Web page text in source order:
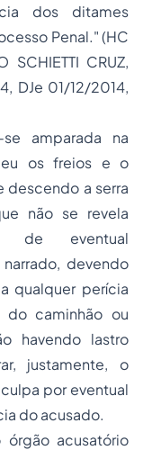
dos ditames
Penal." (HC
SCHIETTI CRUZ,
DJe 01/12/2014,
amparada na
os freios e o
descendo a serra
não se revela
de eventual
devendo
qualquer perícia
caminhão ou
havendo lastro
justamente, o
por eventual
do acusado.
acusatório